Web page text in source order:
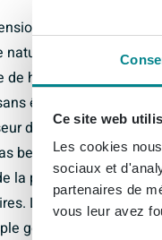
Ce site web
Les cookies
sociaux et
partenaires de
vous leur avez
généreuses
naturellement, sans
de haute qualité garde
être dérangé d’un
de baignoire intégré
besoin de robinet de
la place et laisse le
Le siphon et la
geste, vous videz à